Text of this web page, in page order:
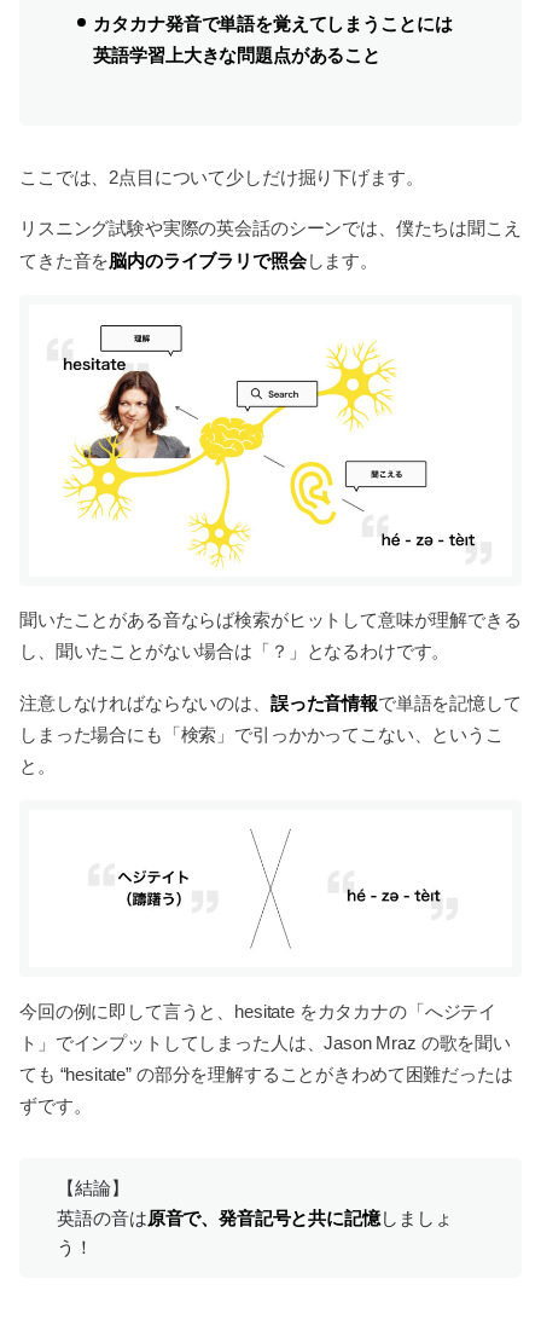
カタカナ発音で単語を覚えてしまうことには
英語学習上大きな問題点があること
ここでは、2点目について少しだけ掘り下げます。
リスニング試験や実際の英会話のシーンでは、僕たちは聞こえ
てきた音を脳内のライブラリで照会します。
聞いたことがある音ならば検索がヒットして意味が理解できる
し、聞いたことがない場合は「？」となるわけです。
注意しなければならないのは、 誤った音情報で単語を記憶して
しまった場合にも「検索」で引っかかってこない、というこ
と。
今回の例に即して言うと、hesitate をカタカナの「へジテイ
ト」でインプットしてしまった人は、Jason Mraz の歌を聞い
ても “hesitate” の部分を理解することがきわめて困難だったは
ずです。
【結論】
英語の音は原音で、発音記号と共に記憶しましょ
う！